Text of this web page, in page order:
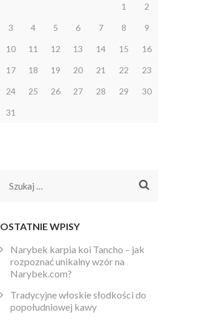
1 2
3 4 5 6 7 8 9
10 11 12 13 14 15 16
17 18 19 20 21 22 23
24 25 26 27 28 29 30
31
Szukaj:
OSTATNIE WPISY
Narybek karpia koi Tancho – jak
rozpoznać unikalny wzór na
Narybek.com?
Tradycyjne włoskie słodkości do
popołudniowej kawy